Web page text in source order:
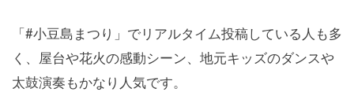
「#小豆島まつり」でリアルタイム投稿している人も多
く、屋台や花火の感動シーン、地元キッズのダンスや
太鼓演奏もかなり人気です。